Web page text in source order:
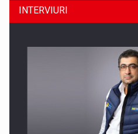
CEO Conference - Shaping The
INTERVIURI